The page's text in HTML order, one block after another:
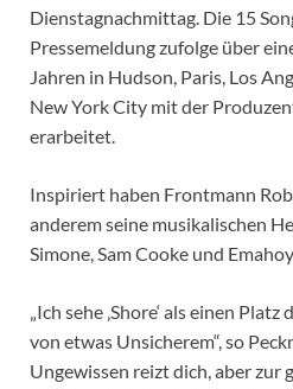
Dienstagnachmittag. Die 15
Pressemeldung zufolge über
Jahren in Hudson, Paris, Los
New York City mit der
erarbeitet.
Inspiriert haben Frontmann
anderem seine musikalischen
Simone, Sam Cooke und
„Ich sehe ‚Shore‘ als einen
von etwas Unsicherem“, so
Ungewissen reizt dich, aber zur